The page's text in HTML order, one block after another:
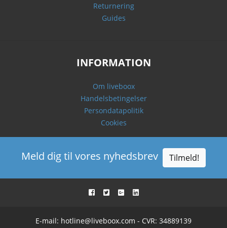
Returnering
Guides
INFORMATION
Om liveboox
Handelsbetingelser
Persondatapolitik
Cookies
Meld dig til vores nyhedsbrev Tilmeld!
E-mail: hotline@liveboox.com - CVR: 34889139